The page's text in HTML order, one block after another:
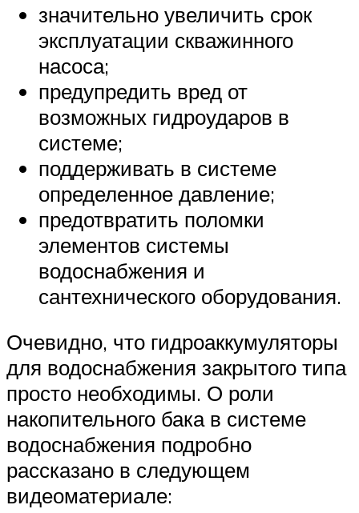
значительно увеличить срок
эксплуатации скважинного
насоса;
предупредить вред от
возможных гидроударов в
системе;
поддерживать в системе
определенное давление;
предотвратить поломки
элементов системы
водоснабжения и
сантехнического оборудования.
Очевидно, что гидроаккумуляторы
для водоснабжения закрытого типа
просто необходимы. О роли
накопительного бака в системе
водоснабжения подробно
рассказано в следующем
видеоматериале: